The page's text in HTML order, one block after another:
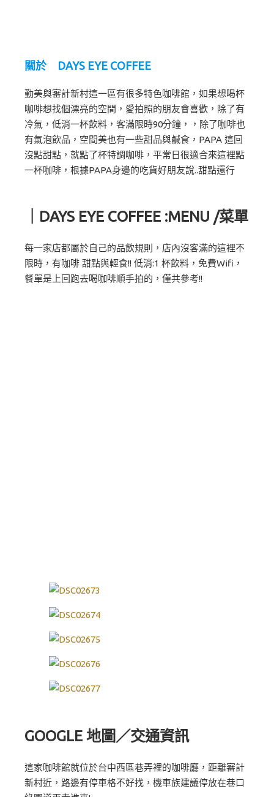
關於 DAYS EYE COFFEE
勤美與審計新村這一區有很多特色咖啡館，如果想喝杯
咖啡想找個漂亮的空間，愛拍照的朋友會喜歡，除了有
冷氣，低消一杯飲料，客滿限時90分鐘，，除了咖啡也
有氣泡飲品，空間美也有一些甜品與鹹食，PAPA 這回
沒點甜點，就點了杯特調咖啡，平常日很適合來這裡點
一杯咖啡，根據PAPA身邊的吃貨好朋友說..甜點還行
｜DAYS EYE COFFEE :MENU /菜單
每一家店都屬於自己的品飲規則，店內沒客滿的這裡不
限時，有咖啡 甜點與輕食!! 低消:1 杯飲料，免費Wifi，
餐單是上回跑去喝咖啡順手拍的，僅共參考!!
GOOGLE 地圖／交通資訊
這家咖啡館就位於台中西區巷弄裡的咖啡廳，距離審計
新村近，路邊有停車格不好找，機車族建議停放在巷口